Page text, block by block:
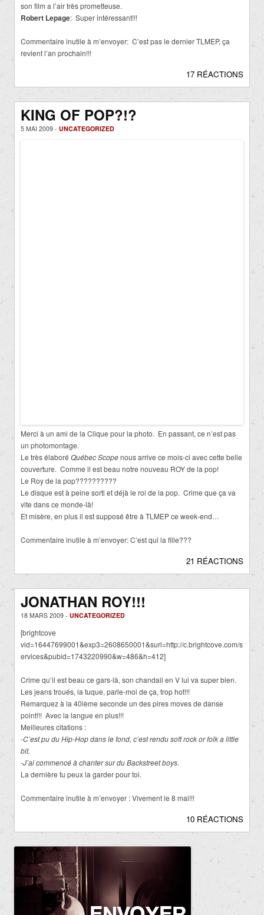
son film a l’air très prometteuse.
Robert Lepage: Super intéressant!!!
Commentaire inutile à m’envoyer: C’est pas le dernier TLMEP, ça
revient l’an prochain!!!
17 RÉACTIONS
KING OF POP?!?
5 MAI 2009 - UNCATEGORIZED
Merci à un ami de la Clique pour la photo. En passant, ce n’est pas
un photomontage.
Le très élaboré Québec Scopenous arrive ce mois-ci avec cette belle
couverture. Comme il est beau notre nouveau ROY de la pop!
Le Roy de la pop??????????
Le disque est à peine sorti et déjà le roi de la pop. Crime que ça va
vite dans ce monde-là!
Et misère, en plus il est supposé être à TLMEP ce week-end…
Commentaire inutile à m’envoyer: C’est qui la fille???
21 RÉACTIONS
JONATHAN ROY!!!
18 MARS 2009 - UNCATEGORIZED
[brightcove
vid=16447699001&exp3=2608650001&surl=http://c.brightcove.com/s
ervices&pubid=1743220990&w=486&h=412]
Crime qu’il est beau ce gars-là, son chandail en V lui va super bien.
Les jeans troués, la tuque, parle-moi de ça, trop hot!!!
Remarquez à la 40ième seconde un des pires moves de danse
point!!! Avec la langue en plus!!!
Meilleures citations :
-C’est pu du Hip-Hop dans le fond, c’est rendu soft rock or folk a little
bit.
-J’ai commencé à chanter sur du Backstreet boys.
La dernière tu peux la garder pour toi.
Commentaire inutile à m’envoyer : Vivement le 8 mai!!!
10 RÉACTIONS